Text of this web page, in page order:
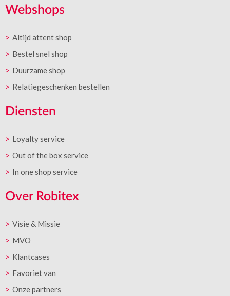
Webshops
Altijd attent shop
Bestel snel shop
Duurzame shop
Relatiegeschenken bestellen
Diensten
Loyalty service
Out of the box service
In one shop service
Over Robitex
Visie & Missie
MVO
Klantcases
Favoriet van
Onze partners